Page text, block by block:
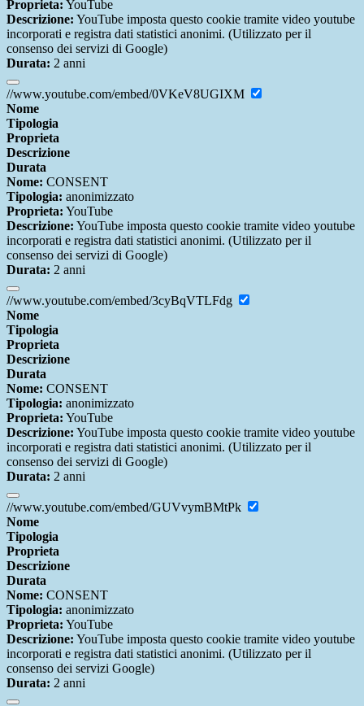
Proprieta: YouTube
Descrizione: YouTube imposta questo cookie tramite video youtube
incorporati e registra dati statistici anonimi. (Utilizzato per il
consenso dei servizi di Google)
Durata: 2 anni
//www.youtube.com/embed/0VKeV8UGIXM
Nome
Tipologia
Proprieta
Descrizione
Durata
Nome: CONSENT
Tipologia: anonimizzato
Proprieta: YouTube
Descrizione: YouTube imposta questo cookie tramite video youtube
incorporati e registra dati statistici anonimi. (Utilizzato per il
consenso dei servizi di Google)
Durata: 2 anni
//www.youtube.com/embed/3cyBqVTLFdg
Nome
Tipologia
Proprieta
Descrizione
Durata
Nome: CONSENT
Tipologia: anonimizzato
Proprieta: YouTube
Descrizione: YouTube imposta questo cookie tramite video youtube
incorporati e registra dati statistici anonimi. (Utilizzato per il
consenso dei servizi di Google)
Durata: 2 anni
//www.youtube.com/embed/GUVvymBMtPk
Nome
Tipologia
Proprieta
Descrizione
Durata
Nome: CONSENT
Tipologia: anonimizzato
Proprieta: YouTube
Descrizione: YouTube imposta questo cookie tramite video youtube
incorporati e registra dati statistici anonimi. (Utilizzato per il
consenso dei servizi Google)
Durata: 2 anni